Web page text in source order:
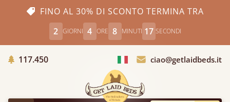
FINO AL 30% DI SCONTO TERMINA TRA
2 GIORNI 4 ORE 8 MINUTI 16 SECONDI
117.450Alberi piantati
Scegli Paeseciao@getlaidbeds.it